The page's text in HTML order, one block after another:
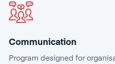
Communication
Program designed for